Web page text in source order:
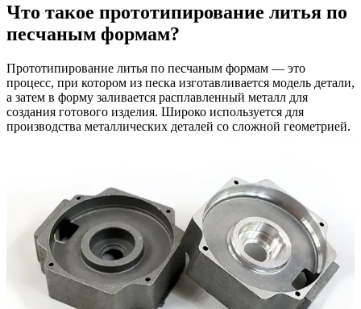
Что такое прототипирование литья по
песчаным формам?
Прототипирование литья по песчаным формам — это
процесс, при котором из песка изготавливается модель детали,
а затем в форму заливается расплавленный металл для
создания готового изделия. Широко используется для
производства металлических деталей со сложной геометрией.